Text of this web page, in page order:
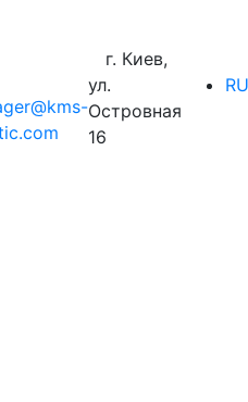
г. Киев,
ул.
Островная
16
RU